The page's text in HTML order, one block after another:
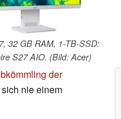
32 GB RAM, 1-TB-SSD:
S27 AIO. (Bild: Acer)
der
nie einem